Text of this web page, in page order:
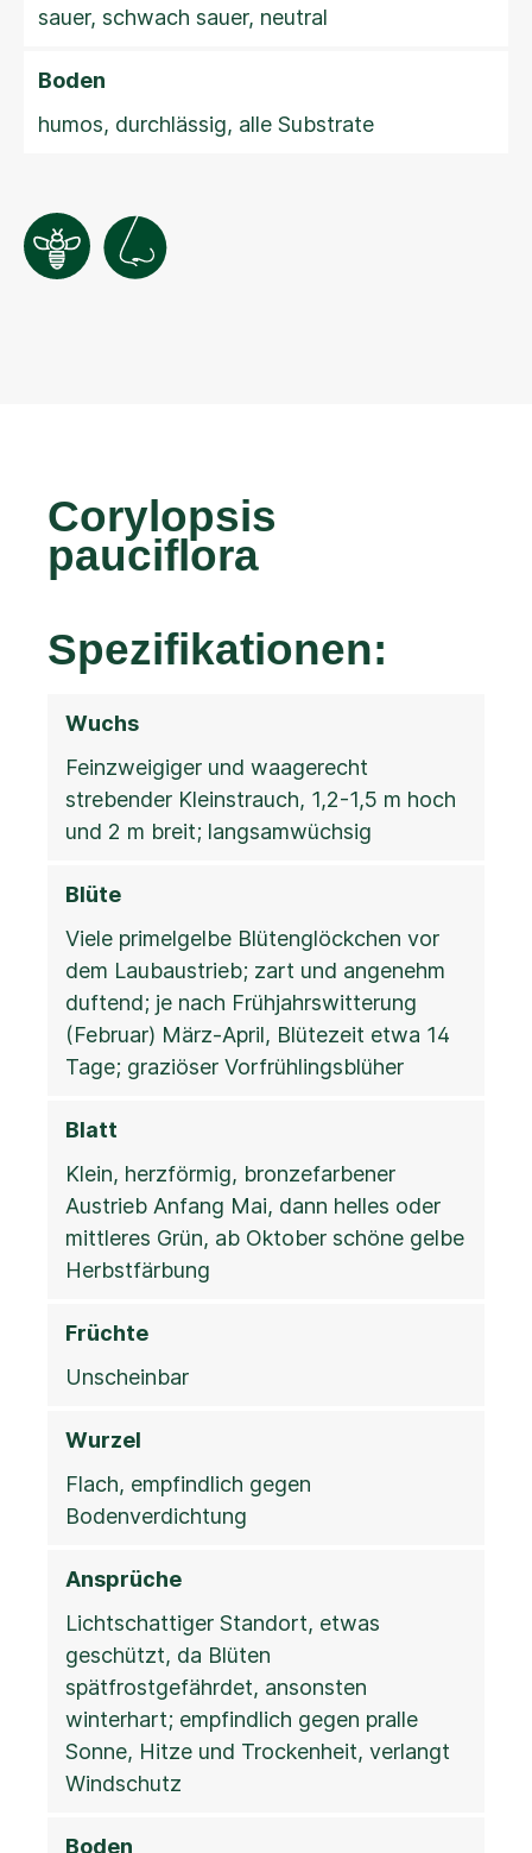
sauer, schwach sauer, neutral
Boden
humos, durchlässig, alle Substrate
Corylopsis
pauciflora
Spezifikationen:
Wuchs
Feinzweigiger und waagerecht
strebender Kleinstrauch, 1,2-1,5 m hoch
und 2 m breit; langsamwüchsig
Blüte
Viele primelgelbe Blütenglöckchen vor
dem Laubaustrieb; zart und angenehm
duftend; je nach Frühjahrswitterung
(Februar) März-April, Blütezeit etwa 14
Tage; graziöser Vorfrühlingsblüher
Blatt
Klein, herzförmig, bronzefarbener
Austrieb Anfang Mai, dann helles oder
mittleres Grün, ab Oktober schöne gelbe
Herbstfärbung
Früchte
Unscheinbar
Wurzel
Flach, empfindlich gegen
Bodenverdichtung
Ansprüche
Lichtschattiger Standort, etwas
geschützt, da Blüten
spätfrostgefährdet, ansonsten
winterhart; empfindlich gegen pralle
Sonne, Hitze und Trockenheit, verlangt
Windschutz
Boden